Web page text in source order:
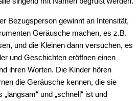
Bezugsperson gewinnt an Intensität,
Geräusche machen, es z.B.
und die Kleinen dann versuchen, es
und Geschichten eröffnen einen
ihren Worten. Die Kinder hören
die Geräusche kennen, die sie
und „schnell“ ist und